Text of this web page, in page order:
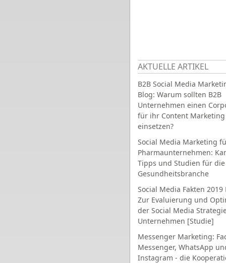
AKTUELLE ARTIKEL
B2B Social Media
Blog: Warum sollten B2B
Unternehmen einen
für ihr Content Marketing
einsetzen?
Social Media Marketing
Pharmaunternehmen:
Tipps und Studien für die
Gesundheitsbranche
Social Media Fakten 2019
Zur Evaluierung und
der Social Media
Unternehmen [Studie]
Messenger Marketing:
Messenger, WhatsApp
Instagram - die